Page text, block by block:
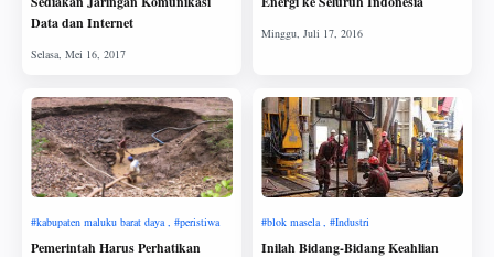
Data dan Internet
Pemerintah Harus Perhatikan
Inilah Bidang-Bidang Keahlian